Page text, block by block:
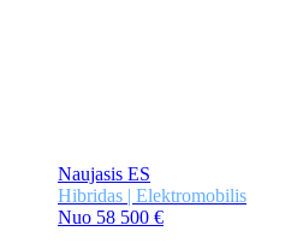
Naujasis ES
Hibridas | Elektromobilis
Nuo 58 500 €